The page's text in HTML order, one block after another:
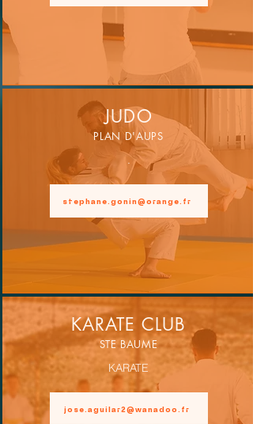
JUDO
PLAN D'AUPS
.
stephane.gonin@orange.fr
KARATE CLUB
STE BAUME
KARATE
jose.aguilar2@wanadoo.fr